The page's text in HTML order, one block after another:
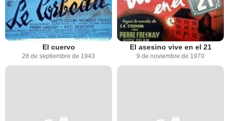
El cuervo
28 de septiembre de 1943
El asesino vive en el 21
9 de noviembre de 1970